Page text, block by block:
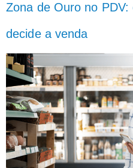
Zona de Ouro no
decide a venda